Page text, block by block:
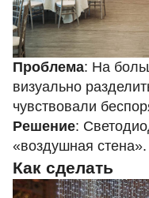
Проблема: На
визуально
чувствовали
Решение:
«воздушная стена».
Как сделать